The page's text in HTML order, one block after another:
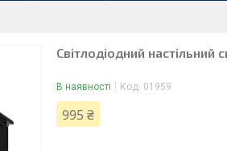
Світлодіодний настільний
В наявності Код: 01959
995 ₴